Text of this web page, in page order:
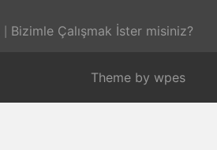
Bizimle Çalışmak İster misiniz?
Theme by wpes